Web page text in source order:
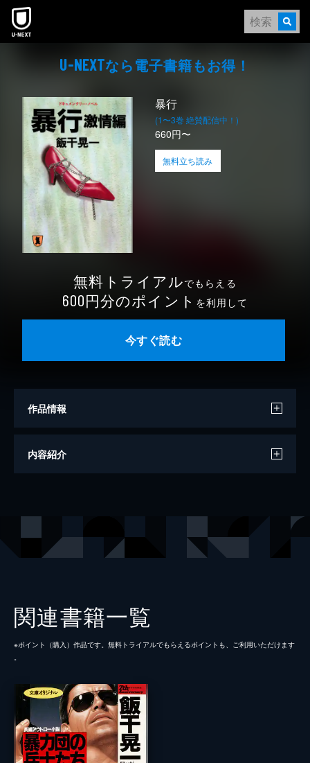
本文へスキップ
U-NEXTなら電⼦書籍もお得！
暴行
(1〜3巻 絶賛配信中！)
660円〜
無料立ち読み
無料トライアルでもらえる
600円分のポイント を利用して
今すぐ読む
作品情報
著者
内容紹介
関連書籍一覧
※ポイント（購⼊）作品です。無料トライアルでもらえるポイントも、ご利⽤いただけます